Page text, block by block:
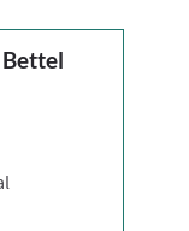
Bettel